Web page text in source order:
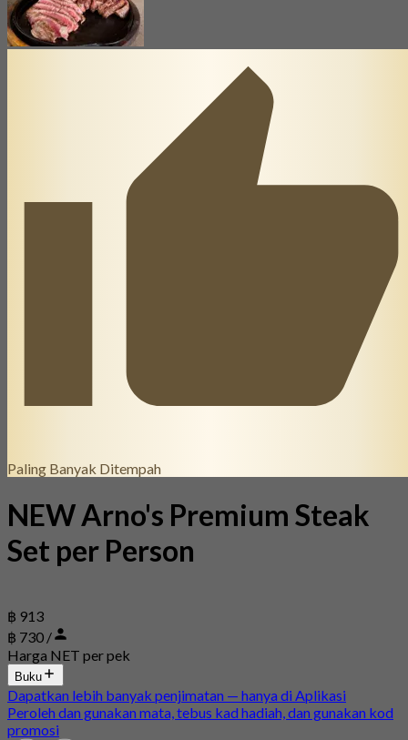
Paling Banyak Ditempah
NEW Arno's Premium Steak
Set per Person
฿ 913
฿ 730 /
Harga NET per pek
Buku
Dapatkan lebih banyak penjimatan — hanya di Aplikasi
Peroleh dan gunakan mata, tebus kad hadiah, dan gunakan kod
promosi